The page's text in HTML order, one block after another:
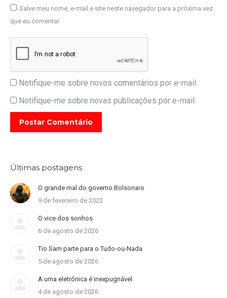
Salve meu nome, e-mail e site neste navegador para a próxima vez
que eu comentar.
Notifique-me sobre novos comentários por e-mail.
Notifique-me sobre novas publicações por e-mail.
Postar Comentário
Últimas postagens
O grande mal do governo Bolsonaro
9 de fevereiro de 2022
O vice dos sonhos
6 de agosto de 2026
Tio Sam parte para o Tudo-ou-Nada
5 de agosto de 2026
A urna eletrônica é inexpugnável
4 de agosto de 2026